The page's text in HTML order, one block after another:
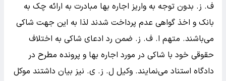
ف. ز. بدون توجه به واریز اجاره بها مبادرت به ارائه چک به
بانک و اخذ گواهی عدم پرداخت شدند لذا به این جهت شاکی
می‌باشند. متهم ا. ف. ز. ضمن رد ادعای شاکی به اختلاف
حقوقی خود با شاکی در مورد اجاره بها و پرونده مطرح در
دادگاه استناد می‌نمایند. وکیل ل. ز. ی. نیز بیان داشتند موکل